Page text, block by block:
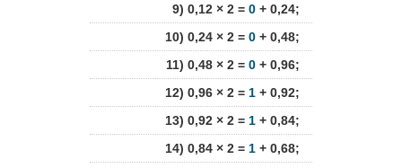
9) 0,12 × 2 = 0 + 0,24;
10) 0,24 × 2 = 0 + 0,48;
11) 0,48 × 2 = 0 + 0,96;
12) 0,96 × 2 = 1 + 0,92;
13) 0,92 × 2 = 1 + 0,84;
14) 0,84 × 2 = 1 + 0,68;